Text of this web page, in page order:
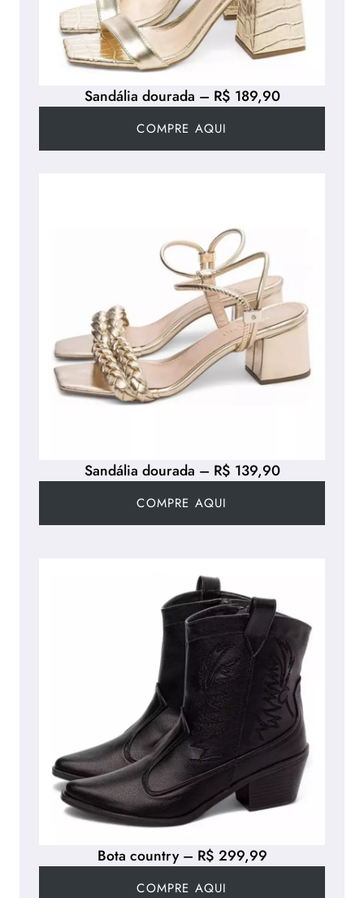
Sandália dourada – R$ 189,90
COMPRE AQUI
Sandália dourada – R$ 139,90
COMPRE AQUI
Bota country – R$ 299,99
COMPRE AQUI